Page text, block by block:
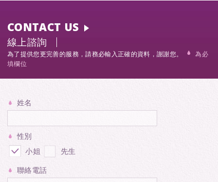
CONTACT US
線上諮詢
為了提供您更完善的服務，請務必輸入正確的資料，謝謝您。
為必
填欄位
姓名
性別
小姐
先生
聯絡電話